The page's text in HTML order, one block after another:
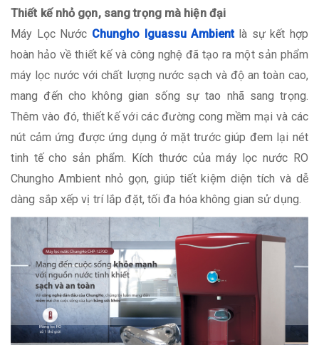
Thiết kế nhỏ gọn, sang trọng mà hiện đại
Máy Lọc Nước Chungho Iguassu Ambient là sự kết hợp
hoàn hảo về thiết kế và công nghệ đã tạo ra một sản phẩm
máy lọc nước với chất lượng nước sạch và độ an toàn cao,
mang đến cho không gian sống sự tao nhã sang trọng.
Thêm vào đó, thiết kế với các đường cong mềm mại và các
nút cảm ứng được ứng dụng ở mặt trước giúp đem lại nét
tinh tế cho sản phẩm. Kích thước của máy lọc nước RO
Chungho Ambient nhỏ gọn, giúp tiết kiệm diện tích và dễ
dàng sắp xếp vị trí lắp đặt, tối đa hóa không gian sử dụng.